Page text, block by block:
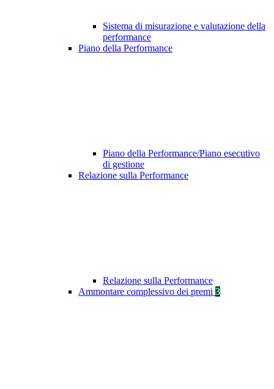
Sistema di misurazione e valutazione della
performance
Piano della Performance
Piano della Performance/Piano esecutivo
di gestione
Relazione sulla Performance
Relazione sulla Performance
Ammontare complessivo dei premi 3